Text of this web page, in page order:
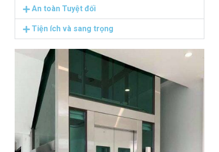
An toàn Tuyệt đối
Tiện ích và sang trọng